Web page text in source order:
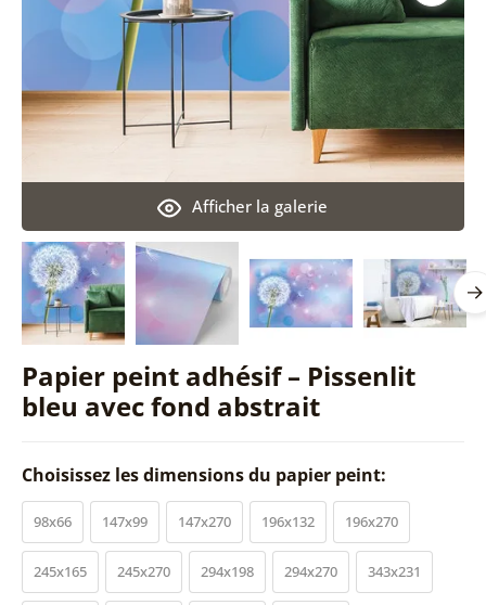
Papier peint adhésif – Pissenlit
bleu avec fond abstrait
Afficher la galerie
Choisissez les dimensions du papier peint:
98x66 147x99 147x270 196x132 196x270
245x165 245x270 294x198 294x270 343x231